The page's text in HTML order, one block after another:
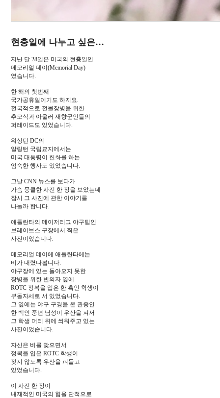
현충일에 나누고 싶은…
지난 달 28일은 미국의 현충일인
메모리얼 데이(Memorial Day)
였습니다.
한 해의 첫번째
국가공휴일이기도 하지요.
전국적으로 전몰장병을 위한
추모식과 아울러 재향군인들의
퍼레이드도 있었습니다.
워싱턴 DC의
알링턴 국립묘지에서는
미국 대통령이 헌화를 하는
엄숙한 행사도 있었습니다.
그날 CNN 뉴스를 보다가
가슴 뭉클한 사진 한 장을 보았는데
잠시 그 사진에 관한 이야기를
나눌까 합니다.
애틀란타의 메이저리그 야구팀인
브레이브스 구장에서 찍은
사진이었습니다.
메모리얼 데이에 애틀란타에는
비가 내렸나봅니다.
야구장에 있는 돌아오지 못한
장병을 위한 빈의자 옆에
ROTC 정복을 입은 한 흑인 학생이
부동자세로 서 있었습니다.
그 옆에는 야구 구경을 온 관중인
한 백인 중년 남성이 우산을 펴서
그 학생 머리 위에 씌워주고 있는
사진이었습니다.
자신은 비를 맞으면서
정복을 입은 ROTC 학생이
젖지 않도록 우산을 펴들고
있었습니다.
이 사진 한 장이
내재적인 미국의 힘을 단적으로